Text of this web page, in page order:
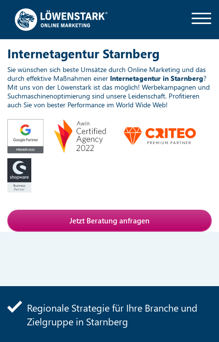
Internetagentur Starnberg
Sie wünschen sich beste Umsätze durch Online Marketing und das
durch effektive Maßnahmen einer Internetagentur in Starnberg?
Mit uns von der Löwenstark ist das möglich! Werbekampagnen und
Suchmaschinenoptimierung sind unsere Leidenschaft. Profitieren
auch Sie von bester Performance im World Wide Web!
Jetzt Beratung anfragen
Regionale Strategie für Ihre Branche und
Zielgruppe in Starnberg